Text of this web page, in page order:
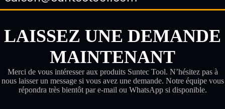
LAISSEZ UNE DEMANDE
MAINTENANT
Merci de vous intéresser aux produits Suntec Tool. N’hésitez pas à
nous laisser un message si vous avez une demande. Notre équipe vous
répondra très bientôt par e-mail ou WhatsApp si disponible.